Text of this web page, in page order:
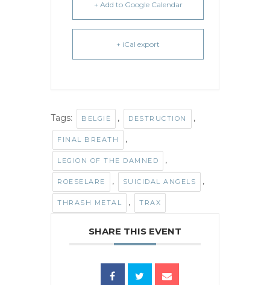
+ Add to Google Calendar
+ iCal export
Tags: BELGIË , DESTRUCTION ,
FINAL BREATH ,
LEGION OF THE DAMNED ,
ROESELARE , SUICIDAL ANGELS ,
THRASH METAL , TRAX
SHARE THIS EVENT